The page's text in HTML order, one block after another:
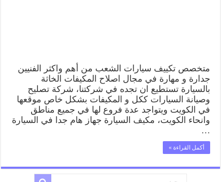
متخصص تكييف سيارات الشعب من أهم واكثر الفنيين
جدارة و مهارة في مجال اصلاح المكيفات الخاثة
بالسيارة تستطيع ان تجده في شركتنا، شركة تصليح
وصيانة السيارات ككل و المكيفات بشكل خاص موقعها
في الكويت ويتواجد عدة فروع لها في جميع مناطق
وانحاء الكويت، مكيف السيارة جهاز هام جدا في السيارة
…
أكمل القراءة »